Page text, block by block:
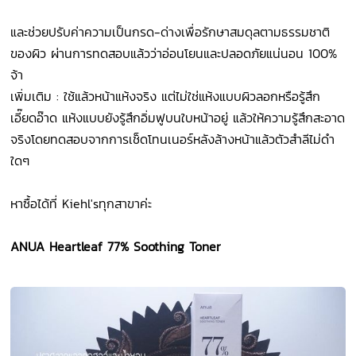
และช่วยปรับค่าความเป็นกรด-ด่างเพื่อรักษาสมดุลตามธรรมชาติ
ของผิว ผ่านการทดสอบแล้วว่าอ่อนโยนและปลอดภัยแน่นอน 100%
จ้า
เพิ่มเติม : ใช้แล้วหน้าแห้งจริง แต่ไม่ใช่แห้งแบบผิวลอกหรือรู้สึก
เอี๊ยดอ๊าด แห้งแบบยังรู้สึกอิ่มฟูบนใบหน้าอยู่ แล้วให้ความรู้สึกสะอาด
จริงโดยทดสอบจากการเช็ดโทนเนอร์หลังล้างหน้าแล้วตัวสำลีไม่ดำ
ใดๆ
หาซื้อได้ที่ Kiehl'sทุกสาขาค่ะ
ANUA Heartleaf 77% Soothing Toner